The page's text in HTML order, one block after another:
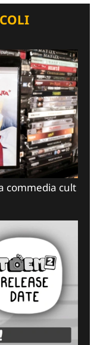
commedia cult